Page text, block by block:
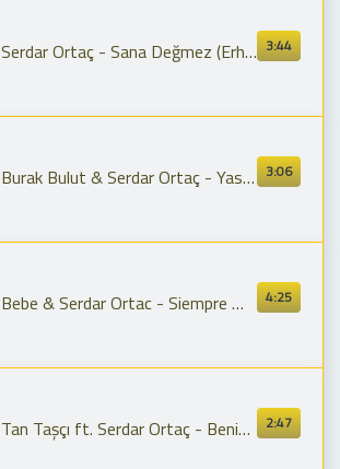
3:44
Serdar Ortaç - Sana Değmez (Erhan Boraer Remix)
3:06
Burak Bulut & Serdar Ortaç - Yasemin
4:25
Bebe & Serdar Ortac - Siempre Me Quedara Iki Kalp (Rump,mick&kick Mash Up)
2:47
Tan Taşçı ft. Serdar Ortaç - Benim Gibi Olmayacak (Emre Serhat Remix)